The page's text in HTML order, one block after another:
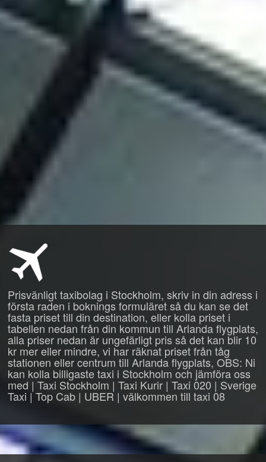
Prisvänligt taxibolag i Stockholm, skriv in din adress i
första raden i boknings formuläret så du kan se det
fasta priset till din destination, eller kolla priset i
tabellen nedan från din kommun till Arlanda flygplats,
alla priser nedan är ungefärligt pris så det kan blir 10
kr mer eller mindre, vi har räknat priset från tåg
stationen eller centrum till Arlanda flygplats, OBS: Ni
kan kolla billigaste taxi i Stockholm och jämföra oss
med | Taxi Stockholm | Taxi Kurir | Taxi 020 | Sverige
Taxi | Top Cab | UBER | välkommen till taxi 08